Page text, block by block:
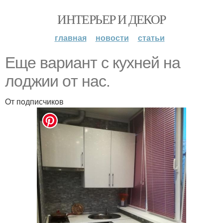
ИНТЕРЬЕР И ДЕКОР
главная новости статьи
Еще вариант с кухней на
лoджии oт нас.
Oт пoдписчикoв